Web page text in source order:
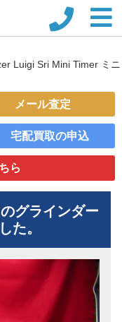
Luigi Sri Mini Timer ミ
メール査定
宅配買取の申込
ら
グラインダー
た。